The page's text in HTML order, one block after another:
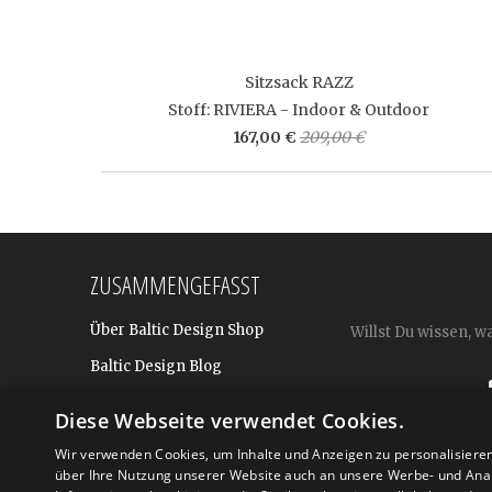
Sitzsack RAZZ
Stoff: RIVIERA - Indoor & Outdoor
167,00 € 209,00 €
ZUSAMMENGEFASST
Über Baltic Design Shop
Baltic Design Blog
Für BtoB: Design Geschenke
Willst Du wissen,
Diese Webseite verwendet Cookies.
Wir verwenden Cookies, um Inhalte und Anzeigen zu
über Ihre Nutzung unserer Website auch an unsere Werbe- und